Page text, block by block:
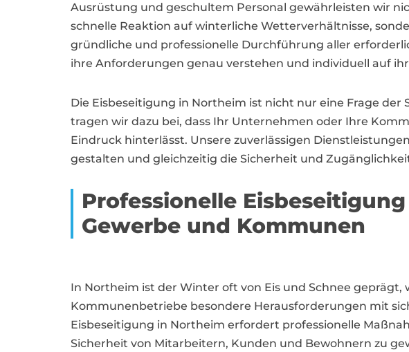
Ausrüstung und geschultem Personal gewährleisten wir
schnelle Reaktion auf winterliche Wetterverhältnisse,
gründliche und professionelle Durchführung aller
ihre Anforderungen genau verstehen und individuell auf
Die Eisbeseitigung in Northeim ist nicht nur eine Frage
tragen wir dazu bei, dass Ihr Unternehmen oder Ihre
Eindruck hinterlässt. Unsere zuverlässigen
gestalten und gleichzeitig die Sicherheit und
Professionelle
Gewerbe und Kommunen
In Northeim ist der Winter oft von Eis und Schnee geprägt,
Kommunenbetriebe besondere Herausforderungen mit
Eisbeseitigung in Northeim erfordert professionelle
Sicherheit von Mitarbeitern, Kunden und Bewohnern zu